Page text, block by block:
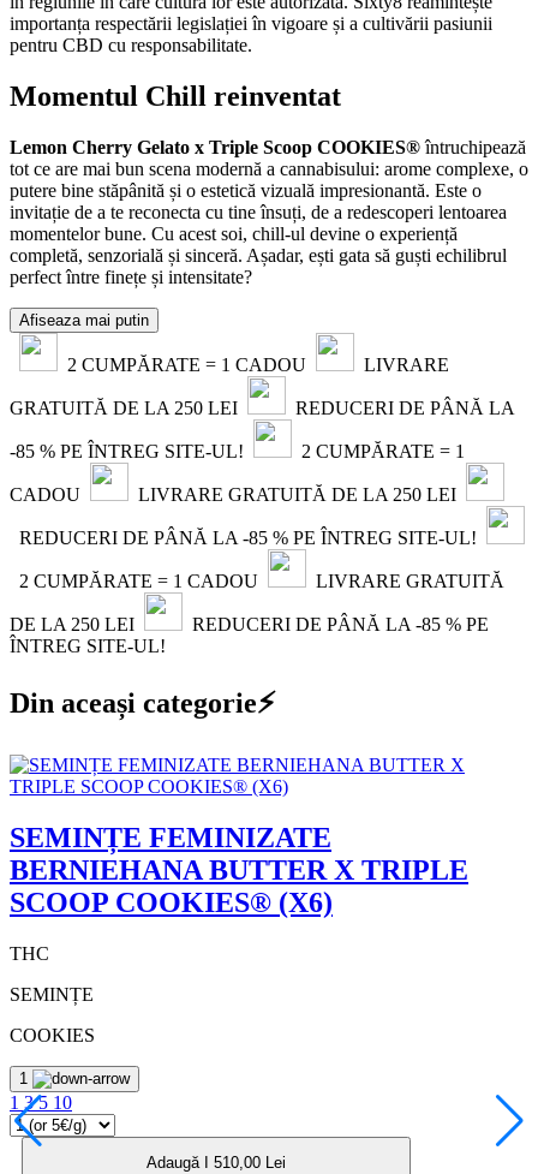
importanța respectării legislației în vigoare și a cultivării pasiunii
pentru CBD cu responsabilitate.
Momentul Chill reinventat
Lemon Cherry Gelato x Triple Scoop COOKIES®întruchipează
tot ce are mai bun scena modernă a cannabisului: arome complexe, o
putere bine stăpânită și o estetică vizuală impresionantă. Este o
invitație de a te reconecta cu tine însuți, de a redescoperi lentoarea
momentelor bune. Cu acest soi, chill-ul devine o experiență
completă, senzorială și sinceră. Așadar, ești gata să guști echilibrul
perfect între finețe și intensitate?
Afiseaza mai putin
2 CUMPĂRATE = 1 CADOU LIVRARE
GRATUITĂ DE LA 250 LEI REDUCERI DE PÂNĂ LA
-85 % PE ÎNTREG SITE-UL! 2 CUMPĂRATE = 1
CADOU LIVRARE GRATUITĂ DE LA 250 LEI
REDUCERI DE PÂNĂ LA -85 % PE ÎNTREG SITE-UL!
2 CUMPĂRATE = 1 CADOU LIVRARE GRATUITĂ
DE LA 250 LEI
REDUCERI DE PÂNĂ LA -85 % PE
ÎNTREG SITE-UL!
Din aceași categorie⚡
SEMINȚE FEMINIZATE
BERNIEHANA BUTTER X TRIPLE
SCOOP COOKIES® (X6)
THC
SEMINȚE
COOKIES
1
1 35 10
Adaugă I 510,00 Lei